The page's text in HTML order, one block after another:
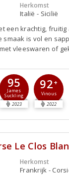
Herkomst
Italië - Sicilië
een krachtig,
is vol en
vleeswaren of
95
James
Suckling
2023
92+
Vinous
2022
Le Clos
Herkomst
Frankrijk -